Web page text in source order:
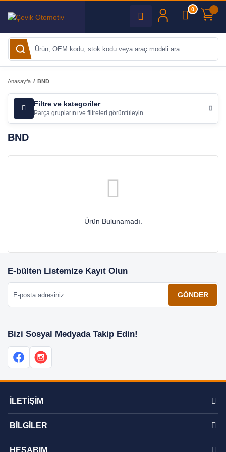
0
Anasayfa BND
Filtre ve kategoriler
Parça gruplarını ve filtreleri görüntüleyin
BND
Ürün Bulunamadı.
E-bülten Listemize Kayıt Olun
GÖNDER
Bizi Sosyal Medyada Takip Edin!
İLETİŞİM
BİLGİLER
HESABIM